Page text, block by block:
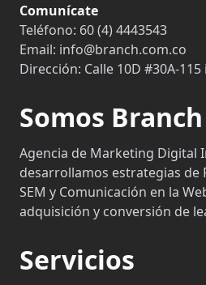
Comunícate
Teléfono: 60 (4) 4443543
Email: info@branch.com.co
Dirección: Calle 10D #30A-115
Somos Branch
Agencia de Marketing Digital
desarrollamos estrategias de
SEM y Comunicación en la
adquisición y conversión de
Servicios